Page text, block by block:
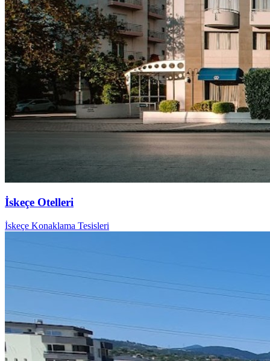
İskeçe Otelleri
İskeçe Konaklama Tesisleri